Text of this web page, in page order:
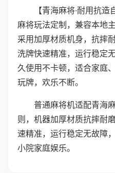
【青海麻将·耐用抗
麻将玩法定制，兼容本地
采用加厚材质机身，抗摔
洗牌快速精准，运行稳定
久使用不卡顿，适合家庭
玩牌，欢乐不断。
普通麻将机适配青海
则，机器加厚材质抗摔耐
速精准，运行稳定无故障
小院家庭娱乐。